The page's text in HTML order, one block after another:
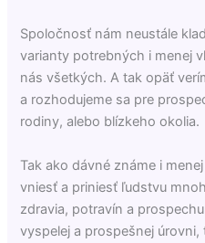
Spoločnosť nám neustále
varianty potrebných i menej
nás všetkých. A tak opäť
a rozhodujeme sa pre
rodiny, alebo blízkeho okolia.
Tak ako dávné známe i
vniesť a priniesť ľudstvu
zdravia, potravín a
vyspelej a prospešnej